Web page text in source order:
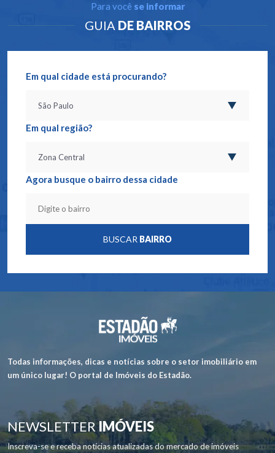
Para você se informar
GUIA DE BAIRROS
Em qual cidade está procurando?
Em qual região?
Agora busque o bairro dessa cidade
BUSCAR BAIRRO
Todas informações, dicas e notícias sobre o setor imobiliário em
um único lugar! O portal de Imóveis do Estadão.
NEWSLETTERIMÓVEIS
Inscreva-se e receba notícias atualizadas do mercado de imóveis